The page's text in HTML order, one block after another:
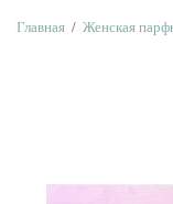
Главная / Женская